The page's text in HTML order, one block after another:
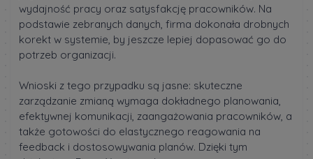
wydajność pracy oraz satysfakcję pracowników. Na
podstawie zebranych danych, firma dokonała drobnych
korekt w systemie, by jeszcze lepiej dopasować go do
potrzeb organizacji.
Wnioski z tego przypadku są jasne: skuteczne
zarządzanie zmianą wymaga dokładnego planowania,
efektywnej komunikacji, zaangażowania pracowników, a
także gotowości do elastycznego reagowania na
feedback i dostosowywania planów. Dzięki tym